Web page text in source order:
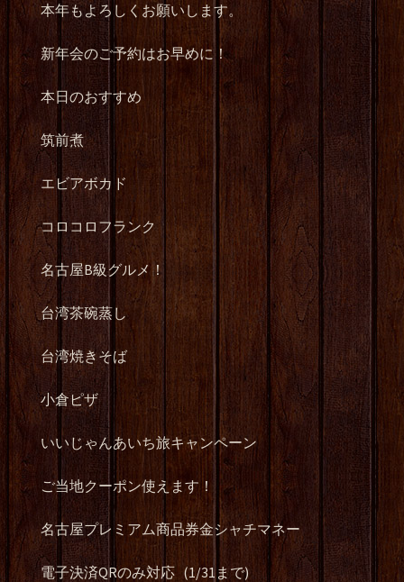
本年もよろしくお願いします。
新年会のご予約はお早めに！
本日のおすすめ
筑前煮
エビアボカド
コロコロフランク
名古屋B級グルメ！
台湾茶碗蒸し
台湾焼きそば
小倉ピザ
いいじゃんあいち旅キャンペーン
ご当地クーポン使えます！
名古屋プレミアム商品券金シャチマネー
電子決済QRのみ対応 (1/31 まで)